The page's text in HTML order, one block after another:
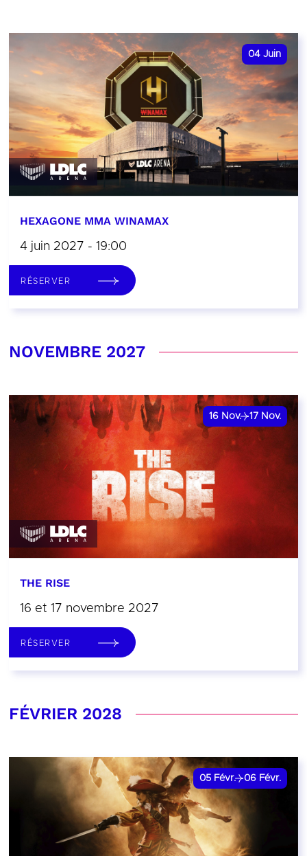
04 Juin
HEXAGONE MMA WINAMAX
4 juin 2027 - 19:00
RÉSERVER
NOVEMBRE 2027
16 Nov. 17 Nov.
THE RISE
16 et 17 novembre 2027
RÉSERVER
FÉVRIER 2028
05 Févr. 06 Févr.